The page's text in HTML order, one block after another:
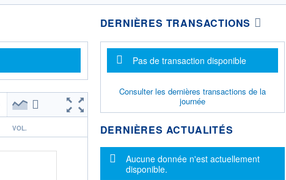
VOL.
DERNIÈRES TRANSACTIONS
Message d'information
Pas de transaction disponible
Consulter les dernières transactions de la
journée
DERNIÈRES ACTUALITÉS
Message d'information
Aucune donnée n'est actuellement
disponible.